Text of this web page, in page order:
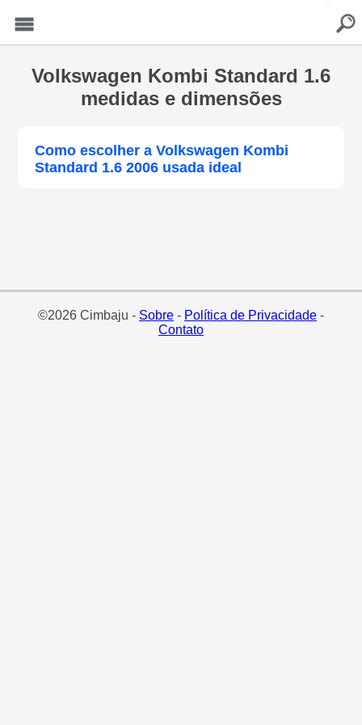
Volkswagen Kombi Standard 1.6
medidas e dimensões
Como escolher a Volkswagen Kombi
Standard 1.6 2006 usada ideal
©2026 Cimbaju - Sobre- Política de Privacidade-
Contato